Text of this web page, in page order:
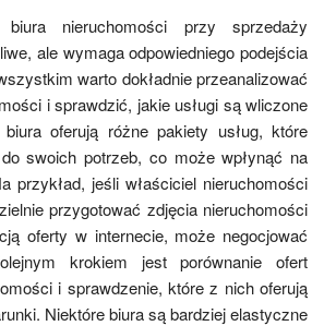
biura nieruchomości przy sprzedaży
ale wymaga odpowiedniego podejścia
warto dokładnie przeanalizować
i sprawdzić, jakie usługi są wliczone
oferują różne pakiety usług, które
swoich potrzeb, co może wpłynąć na
przykład, jeśli właściciel nieruchomości
przygotować zdjęcia nieruchomości
oferty w internecie, może negocjować
krokiem jest porównanie ofert
i sprawdzenie, które z nich oferują
Niektóre biura są bardziej elastyczne